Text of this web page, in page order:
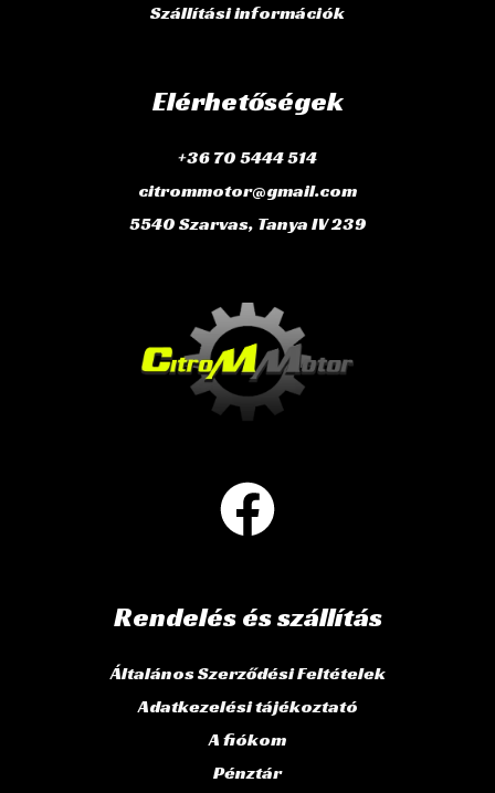
Szállítási információk
Elérhetőségek
+36 70 5444 514
citrommotor@gmail.com
5540 Szarvas, Tanya IV 239
Rendelés és szállítás
Általános Szerződési Feltételek
Adatkezelési tájékoztató
A fiókom
Pénztár